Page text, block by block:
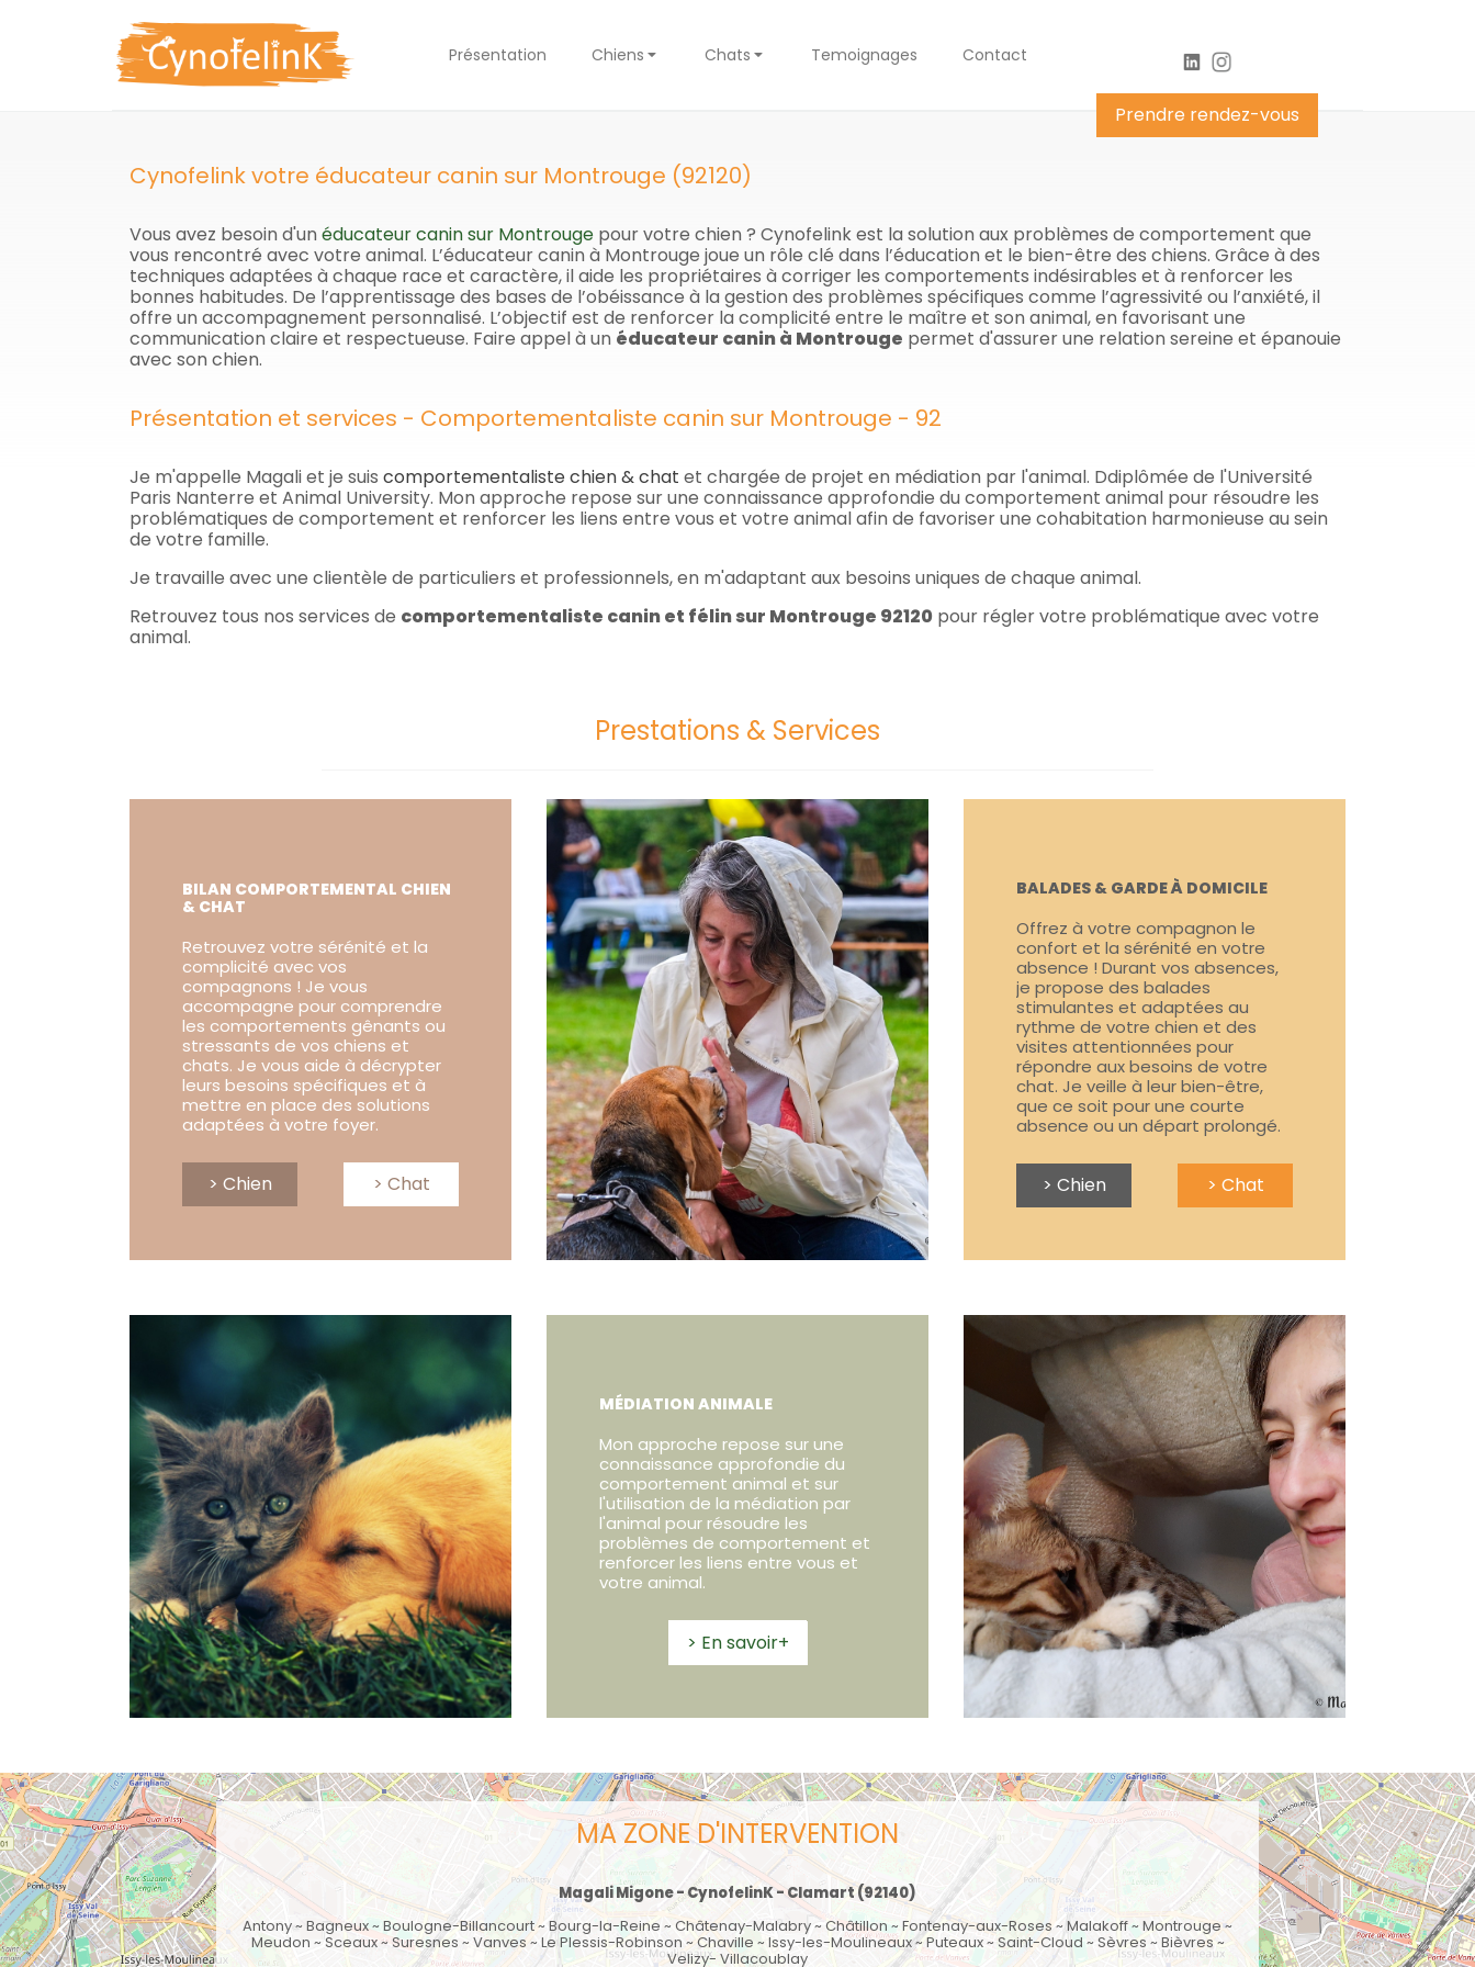
Présentation Chiens Chats Temoignages Contact
Prendre rendez-vous
Cynofelink votre éducateur canin sur Montrouge (92120)
Vous avez besoin d'unéducateur canin sur Montrouge pour votre chien ? Cynofelink est la solution aux problèmes de comportement que
vous rencontré avec votre animal. L’éducateur canin à Montrouge joue un rôle clé dans l’éducation et le bien-être des chiens. Grâce à des
techniques adaptées à chaque race et caractère, il aide les propriétaires à corriger les comportements indésirables et à renforcer les
bonnes habitudes. De l’apprentissage des bases de l’obéissance à la gestion des problèmes spécifiques comme l’agressivité ou l’anxiété, il
offre un accompagnement personnalisé. L’objectif est de renforcer la complicité entre le maître et son animal, en favorisant une
communication claire et respectueuse. Faire appel à un éducateur canin à Montrouge permet d'assurer une relation sereine et épanouie
avec son chien.
Présentation et services - Comportementaliste canin sur Montrouge - 92
Je m'appelle Magali et je suis comportementaliste chien & chat et chargée de projet en médiation par l'animal. Ddiplômée de l'Université
Paris Nanterre et Animal University. Mon approche repose sur une connaissance approfondie du comportement animal pour résoudre les
problématiques de comportement et renforcer les liens entre vous et votre animal afin de favoriser une cohabitation harmonieuse au sein
de votre famille.
Je travaille avec une clientèle de particuliers et professionnels, en m'adaptant aux besoins uniques de chaque animal.
Retrouvez tous nos services de comportementaliste canin et félin sur Montrouge 92120 pour régler votre problématique avec votre
animal.
Prestations & Services
BILAN COMPORTEMENTAL CHIEN
& CHAT
Retrouvez votre sérénité et la
complicité avec vos
compagnons ! Je vous
accompagne pour comprendre
les comportements gênants ou
stressants de vos chiens et
chats. Je vous aide à décrypter
leurs besoins spécifiques et à
mettre en place des solutions
adaptées à votre foyer.
> Chien > Chat
BALADES & GARDE À DOMICILE
Offrez à votre compagnon le
confort et la sérénité en votre
absence ! Durant vos absences,
je propose des balades
stimulantes et adaptées au
rythme de votre chien et des
visites attentionnées pour
répondre aux besoins de votre
chat. Je veille à leur bien-être,
que ce soit pour une courte
absence ou un départ prolongé.
> Chien > Chat
MÉDIATION ANIMALE
Mon approche repose sur une
connaissance approfondie du
comportement animal et sur
l'utilisation de la médiation par
l'animal pour résoudre les
problèmes de comportement et
renforcer les liens entre vous et
votre animal.
> En savoir+
MA ZONE D'INTERVENTION
Magali Migone - CynofelinK - Clamart(92140)
Antony~Bagneux~Boulogne-Billancourt~ Bourg-la-Reine ~ Châtenay-Malabry ~Châtillon ~ Fontenay-aux-Roses ~Malakoff~Montrouge~
Meudon ~Sceaux~Suresnes ~Vanves ~ Le Plessis-Robinson ~Chaville ~ Issy-les-Moulineaux ~Puteaux~ Saint-Cloud ~ Sèvres ~ Bièvres ~
Velizy- Villacoublay